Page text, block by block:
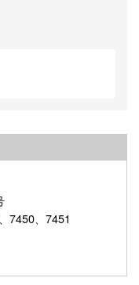
7450、7451